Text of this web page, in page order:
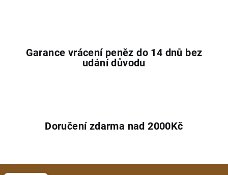
Garance vrácení peněz do 14 dnů bez
udání důvodu
Doručení zdarma nad 2000Kč